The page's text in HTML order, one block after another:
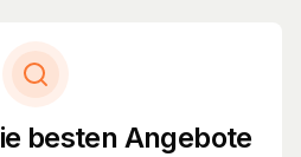
besten Angebote